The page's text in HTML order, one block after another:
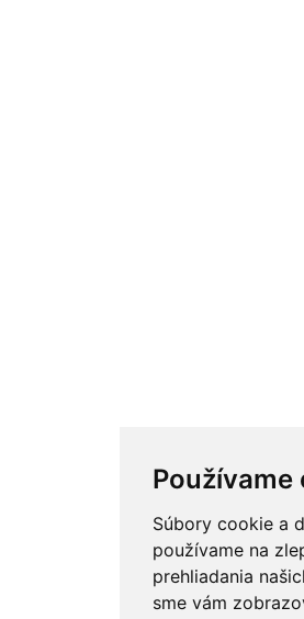
Používame
Súbory cookie a
používame na
prehliadania
sme vám